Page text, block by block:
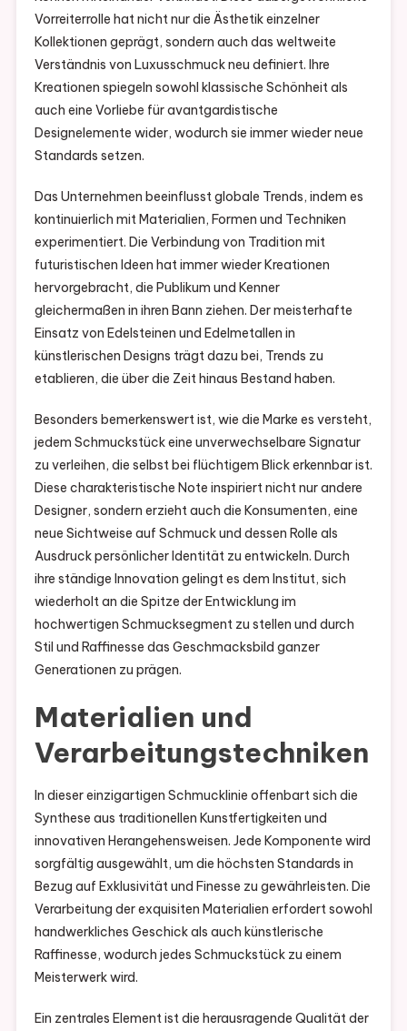
Vorreiterrolle hat nicht nur die Ästhetik einzelner
Kollektionen geprägt, sondern auch das weltweite
Verständnis von Luxusschmuck neu definiert. Ihre
Kreationen spiegeln sowohl klassische Schönheit als
auch eine Vorliebe für avantgardistische
Designelemente wider, wodurch sie immer wieder neue
Standards setzen.
Das Unternehmen beeinflusst globale Trends, indem es
kontinuierlich mit Materialien, Formen und Techniken
experimentiert. Die Verbindung von Tradition mit
futuristischen Ideen hat immer wieder Kreationen
hervorgebracht, die Publikum und Kenner
gleichermaßen in ihren Bann ziehen. Der meisterhafte
Einsatz von Edelsteinen und Edelmetallen in
künstlerischen Designs trägt dazu bei, Trends zu
etablieren, die über die Zeit hinaus Bestand haben.
Besonders bemerkenswert ist, wie die Marke es versteht,
jedem Schmuckstück eine unverwechselbare Signatur
zu verleihen, die selbst bei flüchtigem Blick erkennbar ist.
Diese charakteristische Note inspiriert nicht nur andere
Designer, sondern erzieht auch die Konsumenten, eine
neue Sichtweise auf Schmuck und dessen Rolle als
Ausdruck persönlicher Identität zu entwickeln. Durch
ihre ständige Innovation gelingt es dem Institut, sich
wiederholt an die Spitze der Entwicklung im
hochwertigen Schmucksegment zu stellen und durch
Stil und Raffinesse das Geschmacksbild ganzer
Generationen zu prägen.
Materialien und
Verarbeitungstechniken
In dieser einzigartigen Schmucklinie offenbart sich die
Synthese aus traditionellen Kunstfertigkeiten und
innovativen Herangehensweisen. Jede Komponente wird
sorgfältig ausgewählt, um die höchsten Standards in
Bezug auf Exklusivität und Finesse zu gewährleisten. Die
Verarbeitung der exquisiten Materialien erfordert sowohl
handwerkliches Geschick als auch künstlerische
Raffinesse, wodurch jedes Schmuckstück zu einem
Meisterwerk wird.
Ein zentrales Element ist die herausragende Qualität der